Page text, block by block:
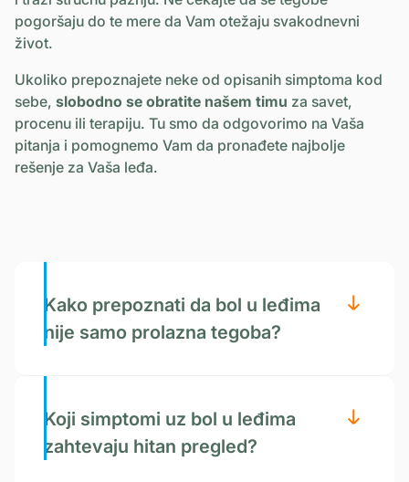
pogoršaju do te mere da Vam otežaju svakodnevni
život.
Ukoliko prepoznajete neke od opisanih simptoma kod
sebe, slobodno se obratite našem timu za savet,
procenu ili terapiju. Tu smo da odgovorimo na Vaša
pitanja i pomognemo Vam da pronađete najbolje
rešenje za Vaša leđa.
Kako prepoznati da bol u leđima
nije samo prolazna tegoba?
Koji simptomi uz bol u leđima
zahtevaju hitan pregled?